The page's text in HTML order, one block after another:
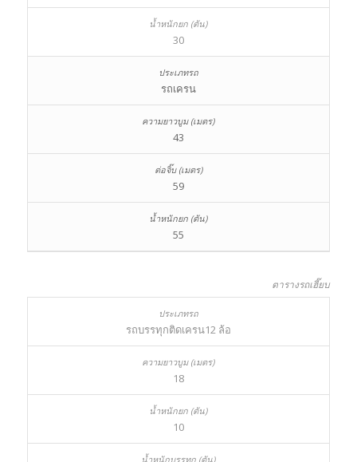
30
รถเครน
43
59
55
ตารางรถเฮี๊ยบ
รถบรรทุกติดเครน12 ล้อ
18
10